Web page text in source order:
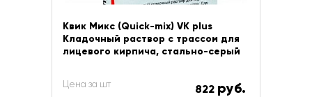
Квик Микс (Quick-mix) VK plus
Кладочный раствор с трассом для
лицевого кирпича, стально-серый
Цена за шт 822 руб.